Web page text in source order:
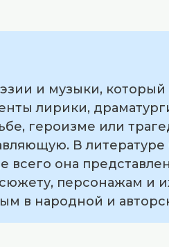
и музыки,
лирики,
героизме или
В литературе
всего она
сюжету, персонажам и
в народной и